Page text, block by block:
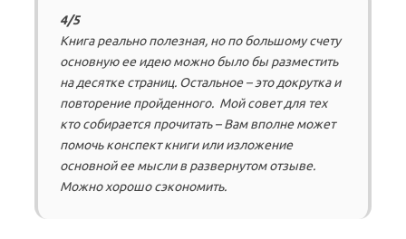
4/5
Книга реально полезная, но по большому счету
основную ее идею можно было бы разместить
на десятке страниц. Остальное – это докрутка и
повторение пройденного. Мой совет для тех
кто собирается прочитать – Вам вполне может
помочь конспект книги или изложение
основной ее мысли в развернутом отзыве.
Можно хорошо сэкономить.